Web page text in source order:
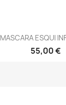
Vista
MASCARA ESQUI
55,00 €